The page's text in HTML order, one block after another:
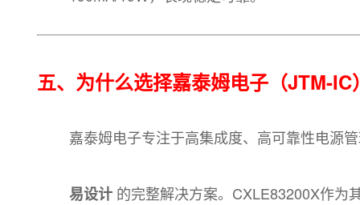
五、为什么选择嘉泰姆电子（JTM-IC
嘉泰姆电子专注于高集成度、高可靠性电源
易设计的完整解决方案。CXLE83200X作为